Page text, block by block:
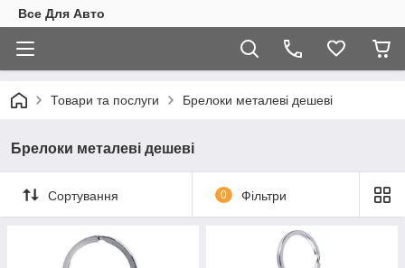
Все Для Авто
Товари та послуги Брелоки металеві дешеві
Брелоки металеві дешеві
Сортування 0 Фільтри